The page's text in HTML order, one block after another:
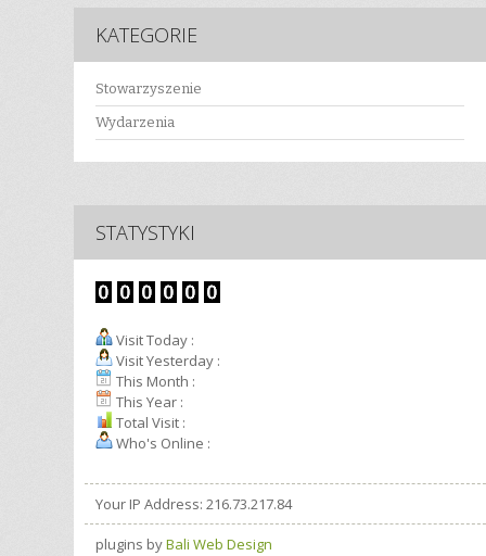
KATEGORIE
Stowarzyszenie
Wydarzenia
STATYSTYKI
Visit Today :
Visit Yesterday :
This Month :
This Year :
Total Visit :
Who's Online :
Your IP Address: 216.73.217.84
plugins byBali Web Design